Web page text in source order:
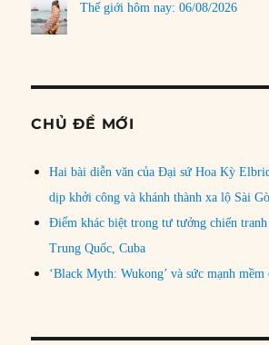
Thế giới hôm nay: 06/08/2026
CHỦ ĐỀ MỚI
Hai bài diễn văn của Đại sứ Hoa Kỳ
dịp khởi công và khánh thành xa lộ Sài
Điểm khác biệt trong tư tưởng chiến tranh
Trung Quốc, Cuba
‘Black Myth: Wukong’ và sức mạnh